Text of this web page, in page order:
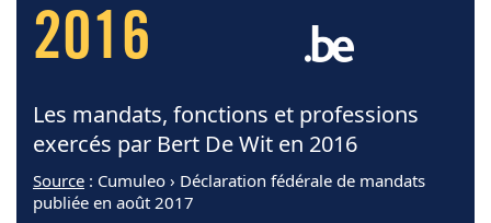
2016
Les mandats, fonctions et professions
exercés par Bert De Wit en 2016
Source : Cumuleo › Déclaration fédérale de mandats
publiée en août 2017